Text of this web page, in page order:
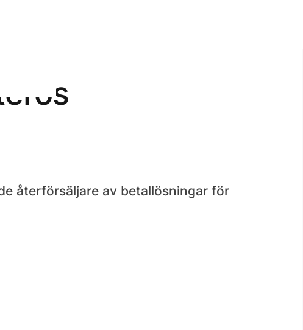
återförsäljare av betallösningar för